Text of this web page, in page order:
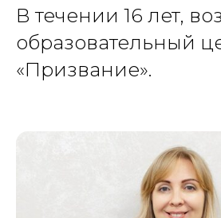
В течении 16 лет,
образовательный
«Призвание».